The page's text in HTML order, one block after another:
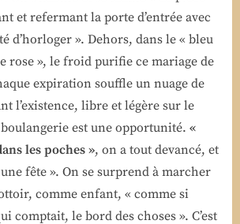
et refermant la porte d’entrée avec
d’horloger ». Dehors, dans le « bleu
rose », le froid purifie ce mariage de
expiration souffle un nuage de
l’existence, libre et légère sur le
est une opportunité. «
les poches », on a tout devancé, et
fête ». On se surprend à marcher
comme enfant, « comme si
comptait, le bord des choses ». C’est